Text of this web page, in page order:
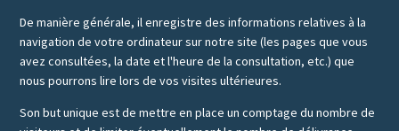
De manière générale, il enregistre des informations relatives à la
navigation de votre ordinateur sur notre site (les pages que vous
avez consultées, la date et l'heure de la consultation, etc.) que
nous pourrons lire lors de vos visites ultérieures.
Son but unique est de mettre en place un comptage du nombre de